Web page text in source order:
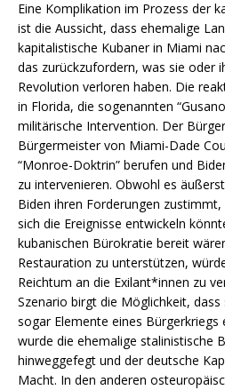
Eine Komplikation im Prozess der
ist die Aussicht, dass ehemalige
kapitalistische Kubaner in Miami
das zurückzufordern, was sie oder
Revolution verloren haben. Die
in Florida, die sogenannten
militärische Intervention. Der
Bürgermeister von Miami-Dade
“Monroe-Doktrin” berufen und
zu intervenieren. Obwohl es
Biden ihren Forderungen
sich die Ereignisse entwickeln
kubanischen Bürokratie bereit
Restauration zu unterstützen,
Reichtum an die Exilant*innen zu
Szenario birgt die Möglichkeit,
sogar Elemente eines Bürgerkriegs
wurde die ehemalige stalinistische
hinweggefegt und der deutsche
Macht. In den anderen